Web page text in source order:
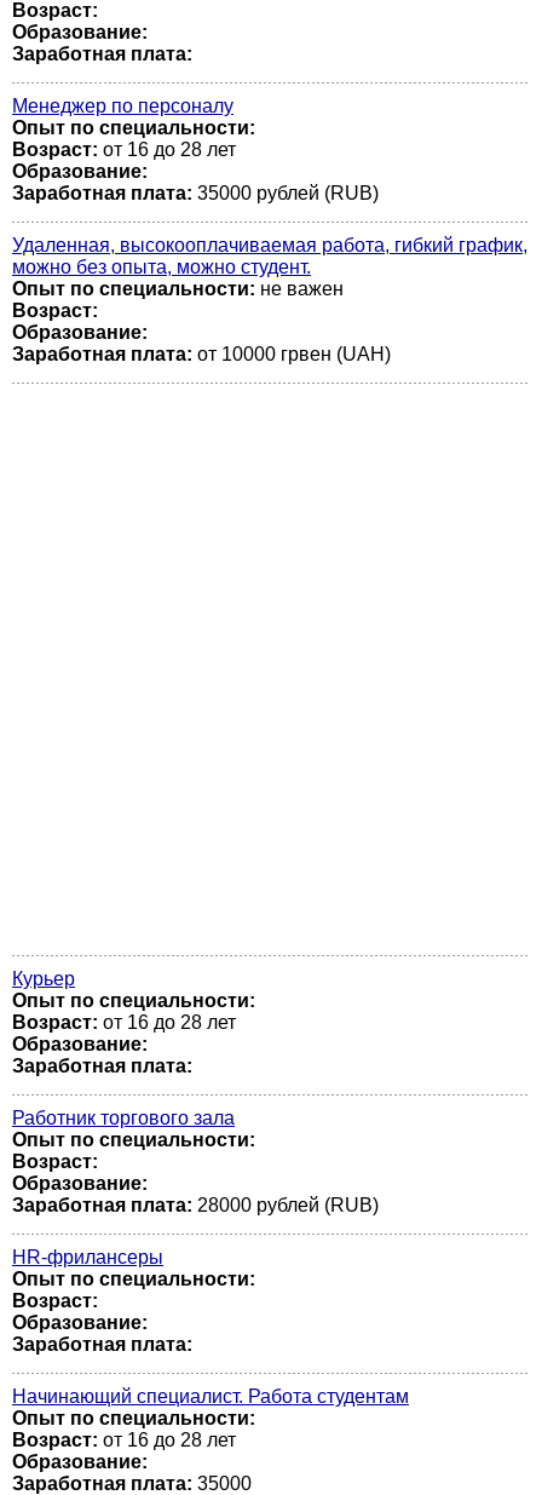
Возраст:
Образование:
Заработная плата:
Менеджер по персоналу
Опыт по специальности:
Возраст: от 16 до 28 лет
Образование:
Заработная плата: 35000 рублей (RUB)
Удаленная, высокооплачиваемая работа, гибкий график,
можно без опыта, можно студент.
Опыт по специальности: не важен
Возраст:
Образование:
Заработная плата: от 10000 грвен (UAH)
Курьер
Опыт по специальности:
Возраст: от 16 до 28 лет
Образование:
Заработная плата:
Работник торгового зала
Опыт по специальности:
Возраст:
Образование:
Заработная плата: 28000 рублей (RUB)
HR-фрилансеры
Опыт по специальности:
Возраст:
Образование:
Заработная плата:
Начинающий специалист. Работа студентам
Опыт по специальности:
Возраст: от 16 до 28 лет
Образование:
Заработная плата: 35000